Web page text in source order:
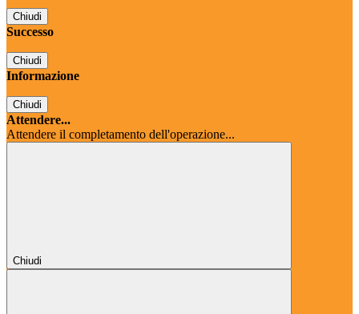
Chiudi
Successo
Chiudi
Informazione
Chiudi
Attendere...
Attendere il completamento dell'operazione...
Chiudi